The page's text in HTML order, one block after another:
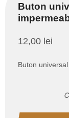
Buton
12,00 lei
Buton